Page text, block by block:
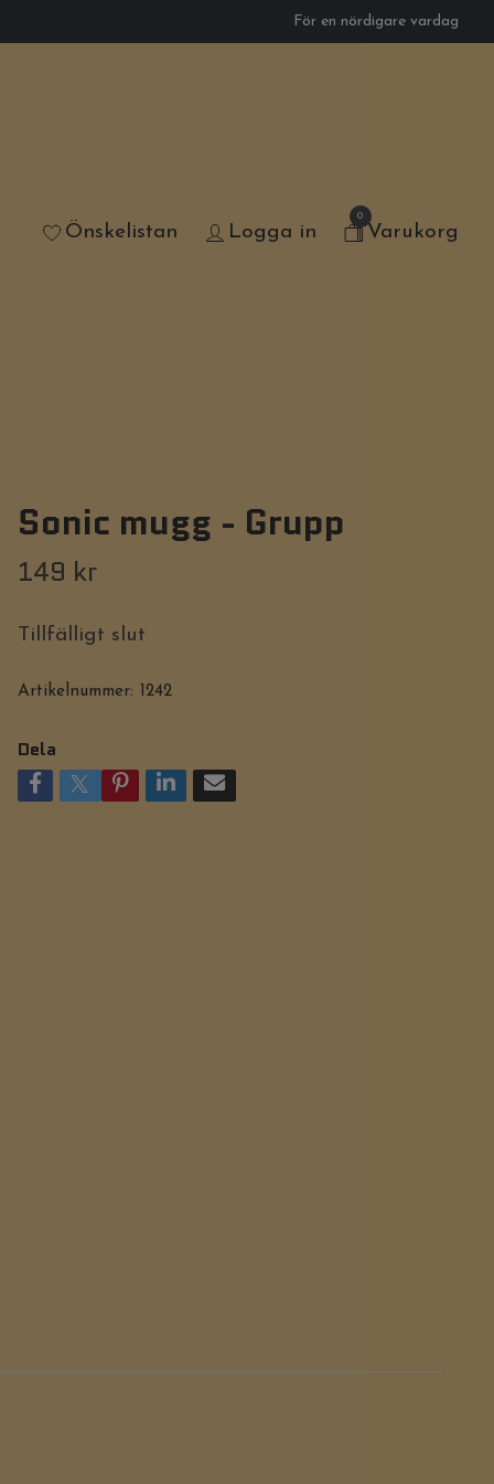
För en nördigare vardag
Önskelistan Logga in
0
Varukorg
Sonic mugg - Grupp
149 kr
Tillfälligt slut
Artikelnummer: 1242
Dela